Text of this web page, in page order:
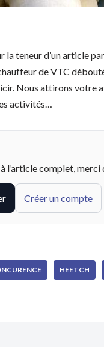
la teneur d’un article
de VTC
Nous attirons votre
activités…
l’article complet,
Créer un compte
HEETCH